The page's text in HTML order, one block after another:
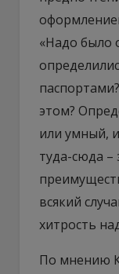
«Надо было
этом?
или умный,
туда-сюда –
всякий
хитрость
По мнению